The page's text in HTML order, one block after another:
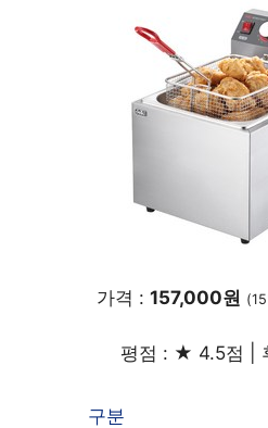
가격 : 157,000원
평점 : ★ 4.5점 |
구분